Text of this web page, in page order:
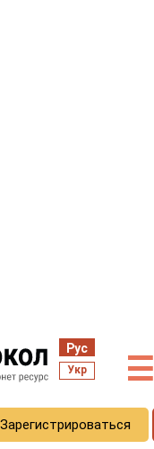
Рус
Укр ☰
Зарегистрироваться